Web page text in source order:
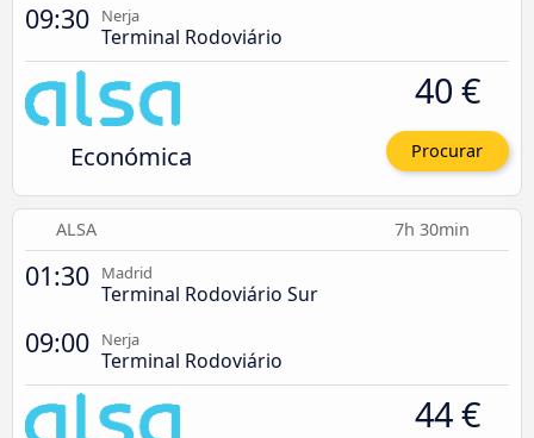
09:30 Nerja
Terminal Rodoviário
Económica
40 €
Procurar
ALSA 7h 30min
01:30 Madrid
Terminal Rodoviário Sur
09:00 Nerja
Terminal Rodoviário
44 €